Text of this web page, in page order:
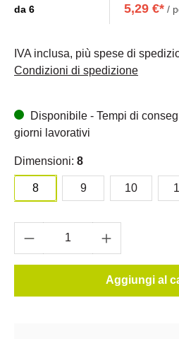
da 6 5,29 €*/
IVA inclusa, più spese di
Condizioni di spedizione
Disponibile - Tempi di
giorni lavorativi
Dimensioni: 8
8 9 10
Aggiungi al